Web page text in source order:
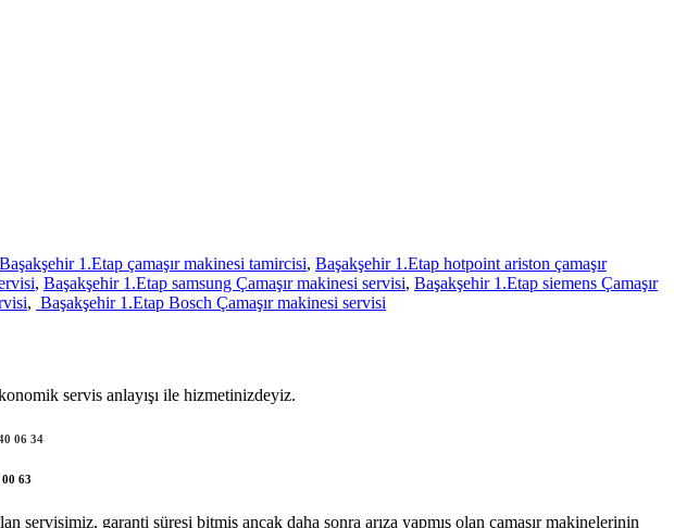
Başakşehir 1.Etap çamaşır makinesi tamircisi, Başakşehir 1.Etap hotpoint ariston çamaşır
, Başakşehir 1.Etap samsung Çamaşır makinesi servisi, Başakşehir 1.Etap siemens Çamaşır
, Başakşehir 1.Etap Bosch Çamaşır makinesi servisi
servis anlayışı ile hizmetinizdeyiz.
06 34
63
servisimiz, garanti süresi bitmiş ancak daha sonra arıza yapmış olan çamaşır makinelerinin